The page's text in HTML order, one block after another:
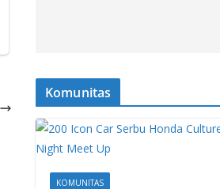
Komunitas
KOMUNITAS